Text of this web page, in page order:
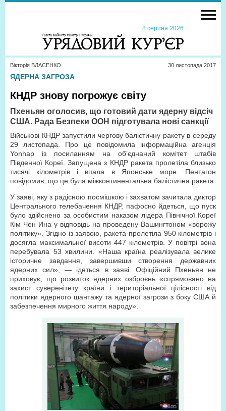
8 серпня 2026
Вікторія ВЛАСЕНКО 30 листопада 2017
ЯДЕРНА ЗАГРОЗА
КНДР знову погрожує світу
Пхеньян оголосив, що готовий дати ядерну відсіч
США. Рада Безпеки ООН підготувала нові санкції
Військові КНДР запустили чергову балістичну ракету в середу
29 листопада. Про це повідомила інформаційна агенція
Yonhap із посиланням на об’єднаний комітет штабів
Південної Кореї. Запущена з КНДР ракета пролетіла близько
тисячі кілометрів і впала в Японське море. Пентагон
повідомив, що це була міжконтинентальна балістична ракета.
У заяві, яку з радісною посмішкою і захватом зачитала диктор
Центрального телебачення КНДР, пафосно йдеться, що пуск
було здійснено за особистим наказом лідера Північної Кореї
Кім Чен Ина у відповідь на проведену Вашингтоном «ворожу
політику». Згідно із заявою, ракета пролетіла 950 кілометрів і
досягла максимальної висоти 447 кілометрів. У повітрі вона
перебувала 53 хвилини. «Наша країна реалізувала велике
історичне завдання, завершивши створення державних
ядерних сил», — ідеться в заяві. Офіційний Пхеньян не
приховує, що розвиток ядерних озброєнь «спрямовано на
захист суверенітету країни і територіальної цілісності від
політики ядерного шантажу та ядерної загрози з боку США й
забезпечення мирного життя народу».